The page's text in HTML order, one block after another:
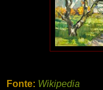
Fonte: Wikipedia